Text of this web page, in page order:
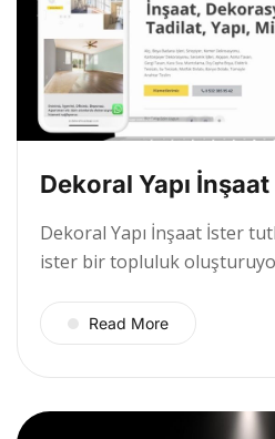
Dekoral Yapı İnşaat
Dekoral Yapı İnşaat İster
ister bir topluluk
Read More